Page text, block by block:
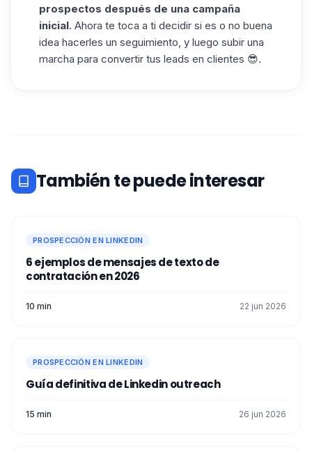
prospectos después de una campaña
inicial. Ahora te toca a ti decidir si es o no buena
idea hacerles un seguimiento, y luego subir una
marcha para convertir tus leads en clientes 😎.
También te puede interesar
PROSPECCIÓN EN LINKEDIN
6 ejemplos de mensajes de texto de
contratación en 2026
10 min 22 jun 2026
PROSPECCIÓN EN LINKEDIN
Guía definitiva de Linkedin outreach
15 min 26 jun 2026